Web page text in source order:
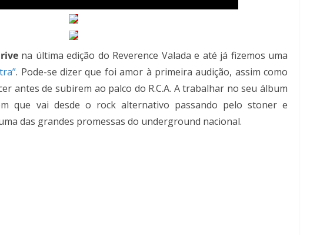
na última edição do Reverence Valada e até já fizemos uma
. Pode-se dizer que foi amor à primeira audição, assim como
antes de subirem ao palco do R.C.A. A trabalhar no seu álbum
que vai desde o rock alternativo passando pelo stoner e
das grandes promessas do underground nacional.